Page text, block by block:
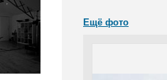
Ещё фото